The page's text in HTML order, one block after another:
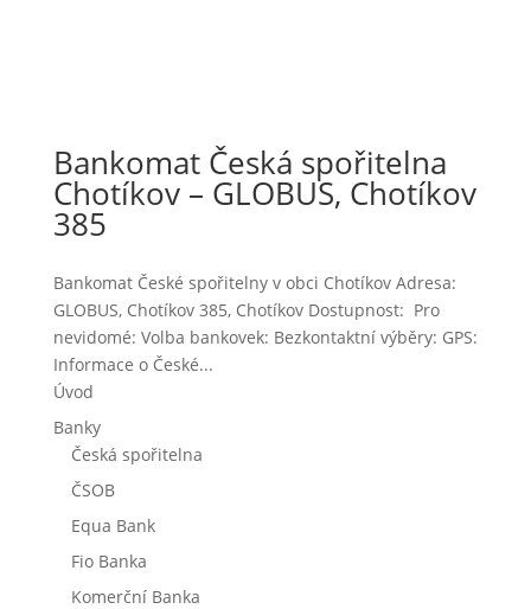
Bankomat Česká spořitelna
Chotíkov – GLOBUS, Chotíkov
385
Bankomat České spořitelny v obci Chotíkov Adresa:
GLOBUS, Chotíkov 385, Chotíkov Dostupnost: Pro
nevidomé: Volba bankovek: Bezkontaktní výběry: GPS:
Informace o České...
Úvod
Banky
Česká spořitelna
ČSOB
Equa Bank
Fio Banka
Komerční Banka